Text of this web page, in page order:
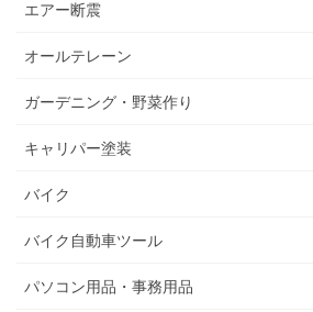
エアー断震
オールテレーン
ガーデニング・野菜作り
キャリパー塗装
バイク
バイク自動車ツール
パソコン用品・事務用品